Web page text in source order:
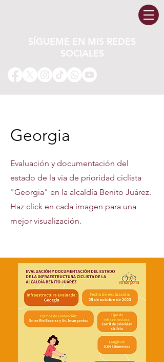
SÍGUEME EN MIS REDES
SOCIALES
Georgia
Evaluación y documentación del
estado de la vía de prioridad ciclista
"Georgia" en la alcaldía Benito Juárez.
Haz click en cada imagen para una
mejor visualización.